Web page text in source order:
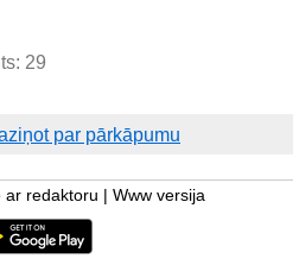
29
par pārkāpumu
ar redaktoru Www versija